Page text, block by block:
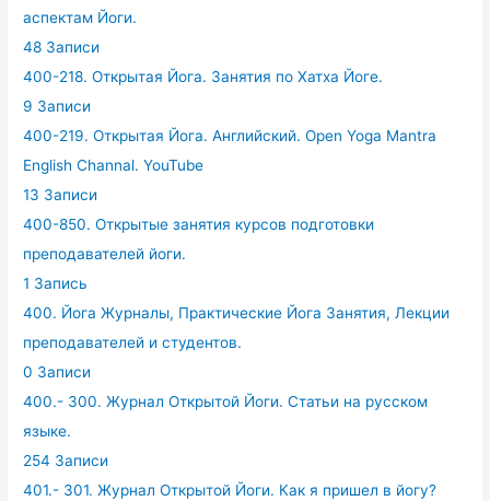
аспектам Йоги.
48 Записи
400-218. Открытая Йога. Занятия по Хатха Йоге.
9 Записи
400-219. Открытая Йога. Английский. Open Yoga Mantra
English Channal. YouTube
13 Записи
400-850. Открытые занятия курсов подготовки
преподавателей йоги.
1 Запись
400. Йога Журналы, Практические Йога Занятия, Лекции
преподавателей и студентов.
0 Записи
400.- 300. Журнал Открытой Йоги. Статьи на русском
языке.
254 Записи
401.- 301. Журнал Открытой Йоги. Как я пришел в йогу?